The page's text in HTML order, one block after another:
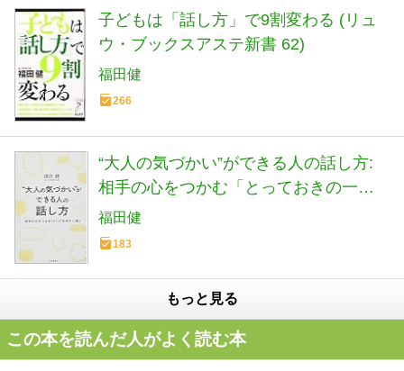
子どもは「話し方」で9割変わる (リュ
ウ・ブックスアステ新書 62)
福田健
266
“大人の気づかい”ができる人の話し方:
相手の心をつかむ「とっておきの一
言」 (単行本)
福田健
183
もっと見る
この本を読んだ人がよく読む本